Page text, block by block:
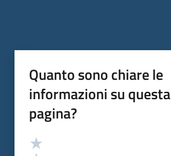
Quanto sono chiare le
informazioni su questa
pagina?
Valutazione